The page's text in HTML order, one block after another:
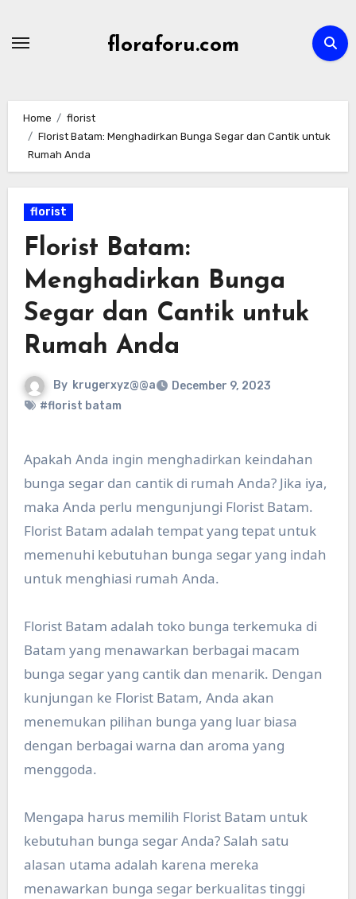
floraforu.com
Home
florist
Florist Batam: Menghadirkan Bunga Segar dan Cantik untuk
Rumah Anda
florist
Florist Batam:
Menghadirkan Bunga
Segar dan Cantik untuk
Rumah Anda
By krugerxyz@@a
December 9, 2023
#florist batam
Apakah Anda ingin menghadirkan keindahan
bunga segar dan cantik di rumah Anda? Jika iya,
maka Anda perlu mengunjungi Florist Batam.
Florist Batam adalah tempat yang tepat untuk
memenuhi kebutuhan bunga segar yang indah
untuk menghiasi rumah Anda.
Florist Batam adalah toko bunga terkemuka di
Batam yang menawarkan berbagai macam
bunga segar yang cantik dan menarik. Dengan
kunjungan ke Florist Batam, Anda akan
menemukan pilihan bunga yang luar biasa
dengan berbagai warna dan aroma yang
menggoda.
Mengapa harus memilih Florist Batam untuk
kebutuhan bunga segar Anda? Salah satu
alasan utama adalah karena mereka
menawarkan bunga segar berkualitas tinggi